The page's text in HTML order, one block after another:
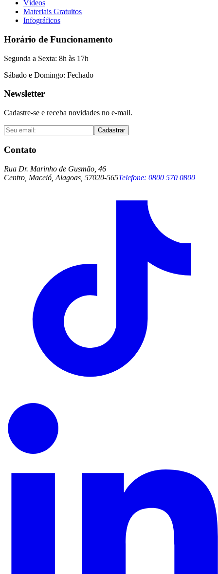
Vídeos
Materiais Gratuitos
Infográficos
Horário de Funcionamento
Segunda a Sexta: 8h às 17h
Sábado e Domingo: Fechado
Newsletter
Cadastre-se e receba novidades no e-mail.
Cadastrar
Contato
Rua Dr. Marinho de Gusmão, 46
Centro, Maceió, Alagoas, 57020-565Telefone: 0800 570 0800